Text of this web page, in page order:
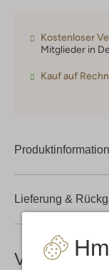
Kostenloser
Mitglieder in
Kauf auf
Produktinformation
Lieferung &